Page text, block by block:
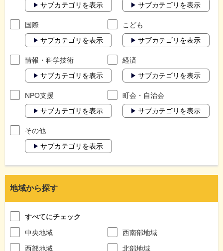
サブカテゴリを表示
サブカテゴリを表示
国際
サブカテゴリを表示
こども
サブカテゴリを表示
情報・科学技術
サブカテゴリを表示
経済
サブカテゴリを表示
NPO支援
サブカテゴリを表示
町会・自治会
サブカテゴリを表示
その他
サブカテゴリを表示
地域から探す
すべてにチェック
中央地域
西南部地域
西部地域
北部地域